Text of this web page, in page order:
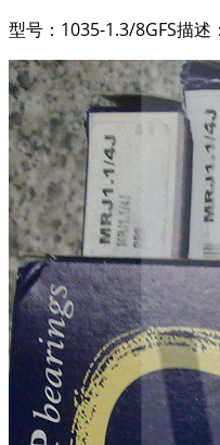
型号：1035-1.3/8GFS描述